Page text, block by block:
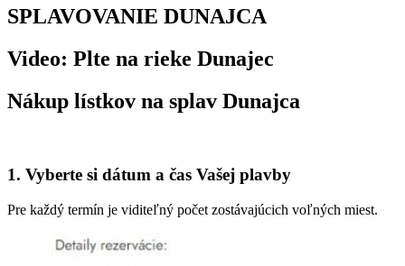
SPLAVOVANIE DUNAJCA
Video: Plte na rieke Dunajec
Nákup lístkov na splav Dunajca
1. Vyberte si dátum a čas Vašej plavby
Pre každý termín je viditeľný počet zostávajúcich voľných miest.